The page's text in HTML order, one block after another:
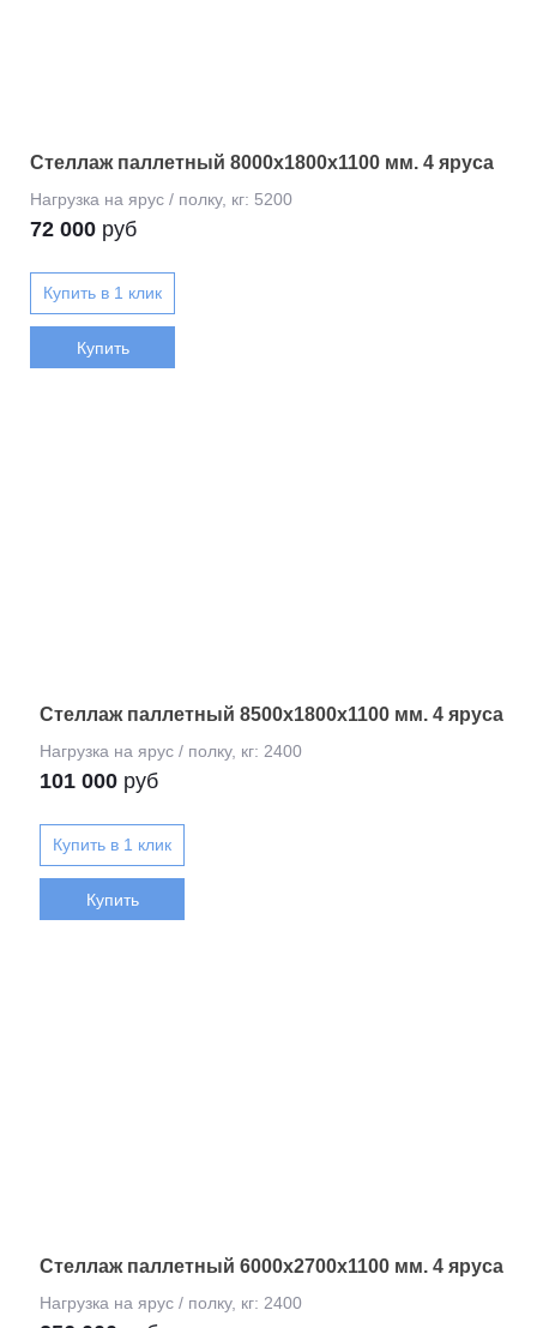
Стеллаж паллетный 8000х1800х1100 мм. 4 яруса
72 000 руб
Купить
Стеллаж паллетный 8500х1800х1100 мм. 4 яруса
101 000 руб
Купить
Стеллаж паллетный 6000х2700х1100 мм. 4 яруса